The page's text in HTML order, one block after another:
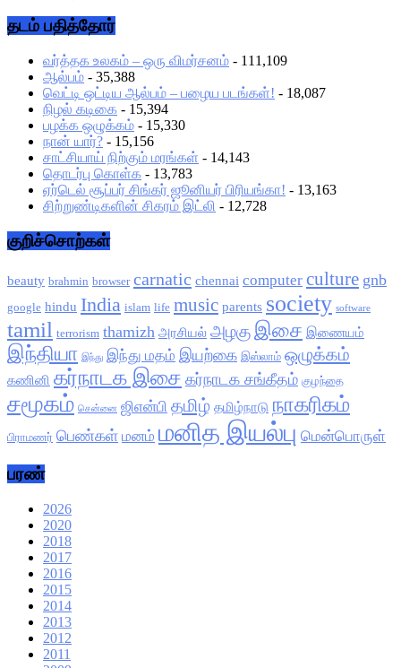
தடம் பதித்தோர்
வர்த்தக உலகம் – ஒரு விமர்சனம் - 111,109
ஆல்பம் - 35,388
வெட்டி ஒட்டிய ஆல்பம் – பழைய படங்கள்! - 18,087
நிழல் கடிகை - 15,394
பழக்க ஒழுக்கம் - 15,330
நான் யார்? - 15,156
சாட்சியாய் நிற்கும் மரங்கள் - 14,143
தொடர்பு கொள்க - 13,783
ஏர்டெல் சூப்பர் சிங்கர் ஜூனியர் பிரியங்கா! - 13,163
சிற்றுண்டிகளின் சிகரம் இட்லி - 12,728
குறிச்சொற்கள்
beauty brahmin browser carnatic chennai computer culture gnb
google hindu India islam life music parents society software
tamil terrorism thamizh அரசியல் அழகு இசை இணையம்
இந்தியா இந்து இந்து மதம் இயற்கை இஸ்லாம் ஒழுக்கம்
கணினி கர்நாடக இசை கர்நாடக சங்கீதம் குழந்தை
சமூகம் சென்னை ஜிஎன்பி தமிழ் தமிழ்நாடு நாகரிகம்
பிராமணர் பெண்கள் மனம் மனித இயல்பு மென்பொருள்
பரண்
2026
2020
2018
2017
2016
2015
2014
2013
2012
2011